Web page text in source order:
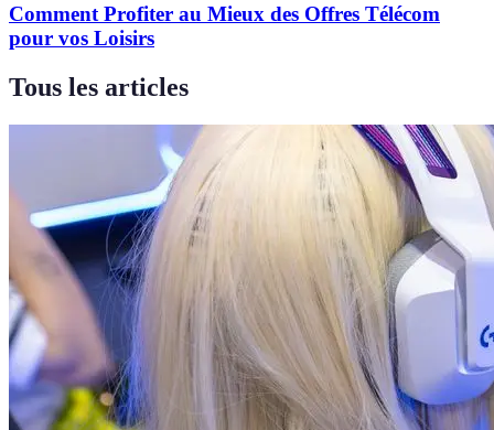
Comment Profiter au Mieux des Offres Télécom
pour vos Loisirs
Tous les articles